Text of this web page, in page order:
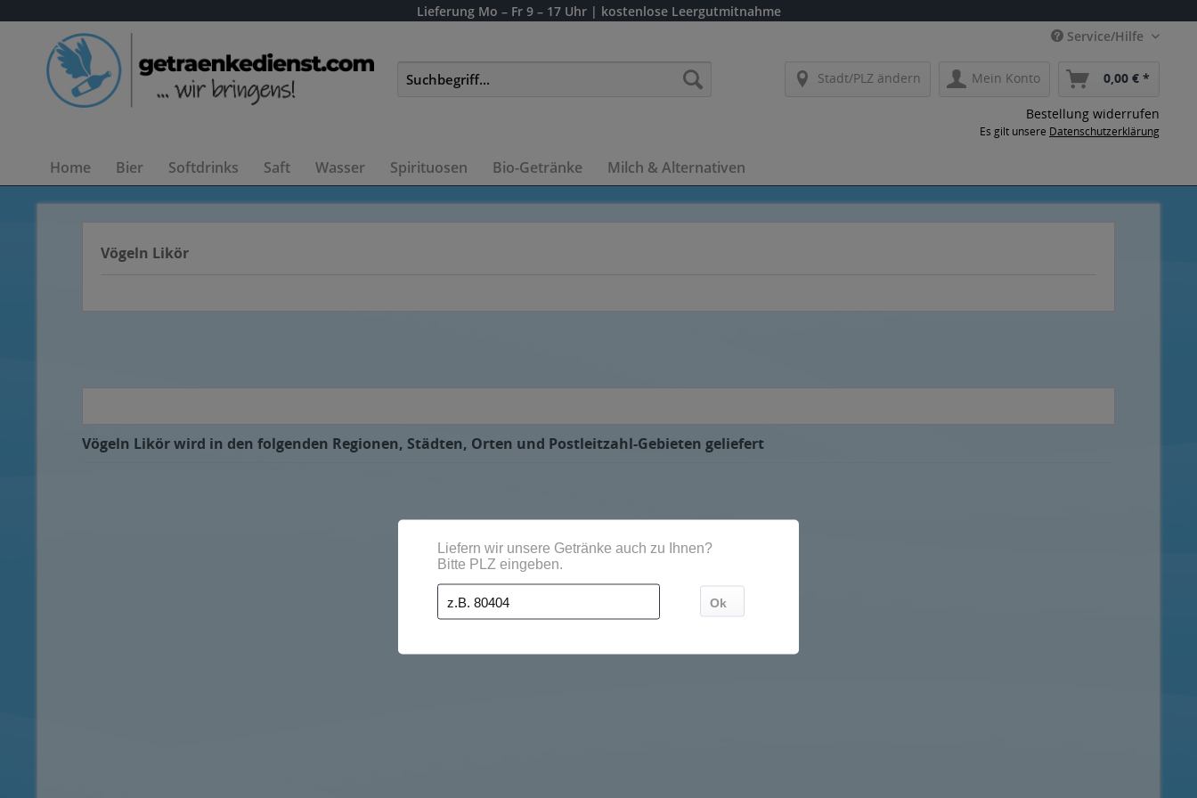
Lieferung Mo – Fr 9 – 17 Uhr | kostenlose Leergutmitnahme
Service/Hilfe
Stadt/PLZ ändern Mein Konto 0,00 € *
Bestellung widerrufen
Es gilt unsere Datenschutzerklärung
Home Bier Softdrinks Saft Wasser Spirituosen Bio-Getränke Milch & Alternativen
Vögeln Likör
Vögeln Likör wird in den folgenden Regionen, Städten, Orten und Postleitzahl-Gebieten geliefert